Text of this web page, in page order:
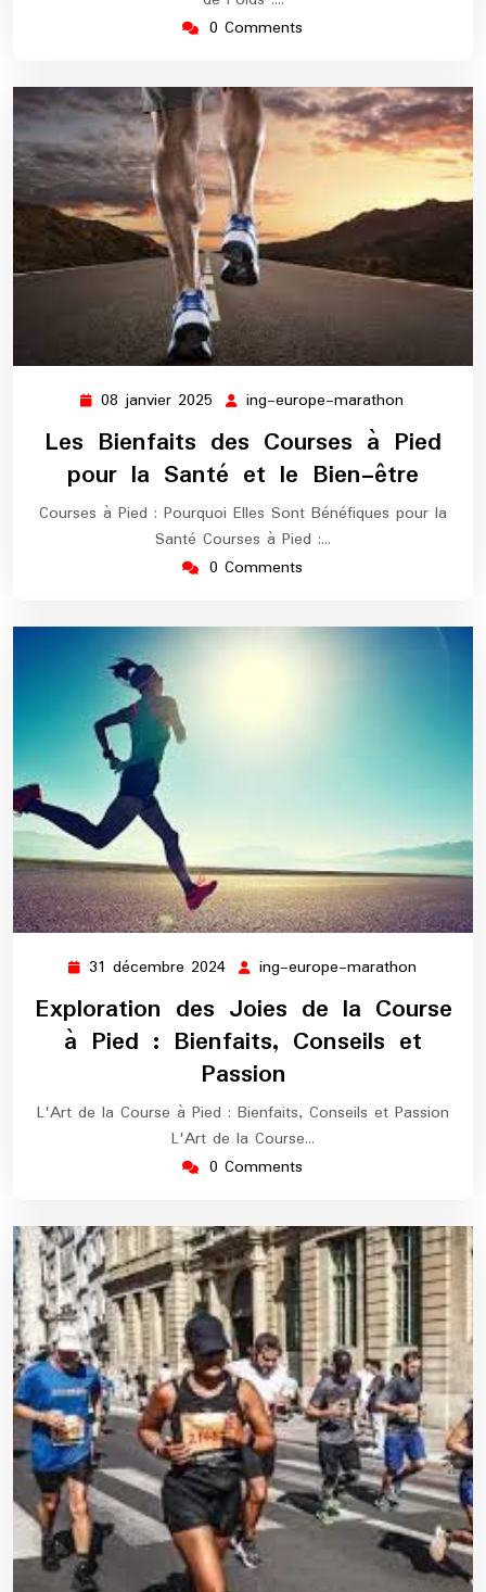
0 Comments
08 janvier 2025 08
janvier
2025
ing-europe-marathon
europe-
marathon
Les Bienfaits des Courses à Pied
pour la Santé et le Bien-être
Courses à Pied : Pourquoi Elles Sont Bénéfiques pour la
Santé Courses à Pied :…
0 Comments
31 décembre 2024 31
décembre
2024
ing-europe-marathon
marathon
Exploration des Joies de la Course
à Pied : Bienfaits, Conseils et
Passion
L'Art de la Course à Pied : Bienfaits, Conseils et Passion
L'Art de la Course…
0 Comments